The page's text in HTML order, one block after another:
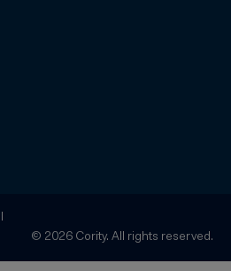
© 2026 Cority. All rights reserved.